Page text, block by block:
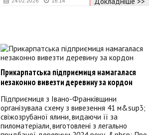
Прикарпатська підприємиця намагалася
незаконно вивезти деревину за кордон
Підприємиця з Івано-Франківщини
організувала схему з вивезення 41 м&sup3;
свіжозрубаної ялини, видаючи її за
пиломатеріали, виготовлені з легально